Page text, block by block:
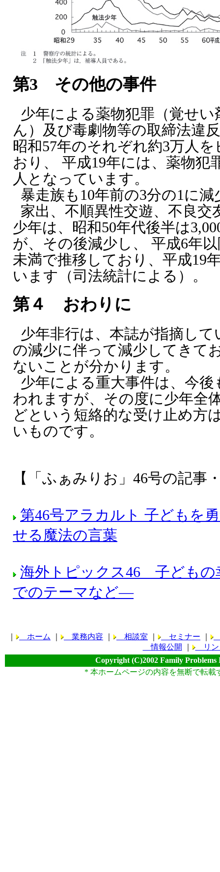
第3 その他の事件
少年による薬物犯罪（覚せ
ん）及び毒劇物等の取締法違
昭和57年のそれぞれ約3万人
おり、 平成19年には、薬物犯
人となっています。
暴走族も10年前の3分の1に
家出、不順異性交遊、不良
少年は、昭和50年代後半は
が、その後減少し、 平成6年
未満で推移しており、平成19
います（司法統計による）。
第４ おわりに
少年非行は、本誌が指摘し
の減少に伴って減少してきて
ないことが分かります。
少年による重大事件は、今
われますが、その度に少年全
どという短絡的な受け止め方
いものです。
【「ふぁみりお」46号の記事
第46号アラカルト 子どもを
せる魔法の言葉
海外トピックス46 子ども
でのテーマなど―
ホーム 業務内容 相談室 セミナー
情報公開
リン
Copyright (C)2002 Family
* 本ホームページの内容を無断で転載